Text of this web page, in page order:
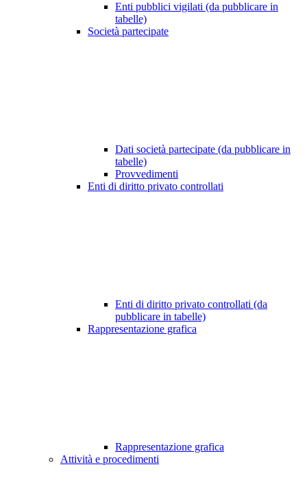
Enti pubblici vigilati (da pubblicare in
tabelle)
Società partecipate
Dati società partecipate (da pubblicare in
tabelle)
Provvedimenti
Enti di diritto privato controllati
Enti di diritto privato controllati (da
pubblicare in tabelle)
Rappresentazione grafica
Rappresentazione grafica
Attività e procedimenti